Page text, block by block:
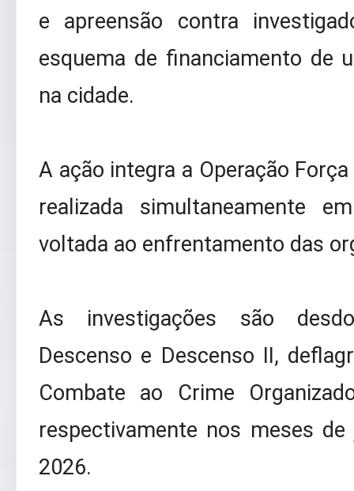
e apreensão contra
esquema de financiamento de
na cidade.
A ação integra a Operação
realizada simultaneamente
voltada ao enfrentamento das
As investigações são
Descenso e Descenso II,
Combate ao Crime
respectivamente nos meses
2026.